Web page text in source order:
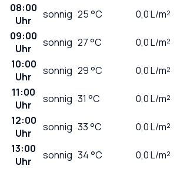
08:00
Uhr
sonnig 25°C 0,0L/m²
09:00
Uhr
sonnig 27°C 0,0L/m²
10:00
Uhr
sonnig 29°C 0,0L/m²
11:00
Uhr
sonnig 31 °C 0,0L/m²
12:00
Uhr
sonnig 33°C 0,0L/m²
13:00
Uhr
sonnig 34°C 0,0L/m²